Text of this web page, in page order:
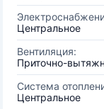
Центральное
Вентиляция:
Приточно-
Система
Центральное